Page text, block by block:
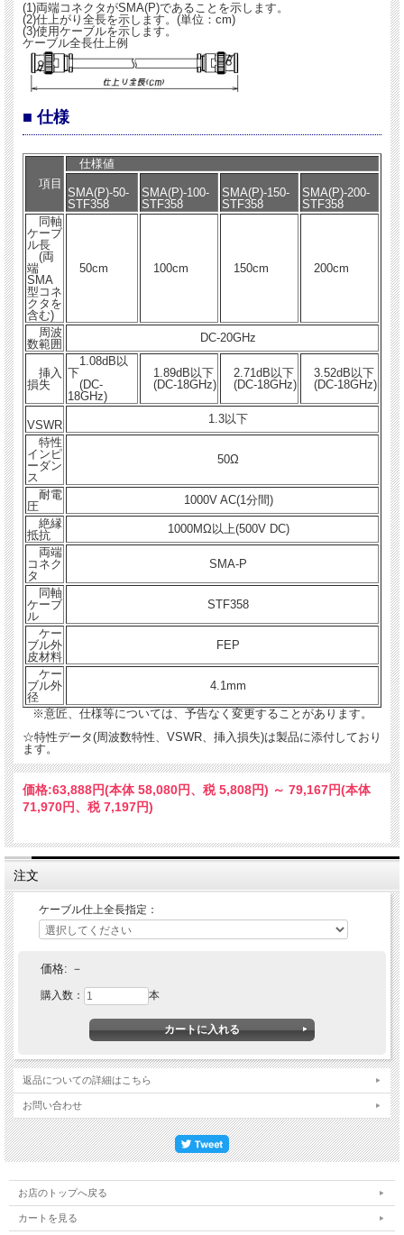
(1)両端コネクタがSMA(P)であることを示します。
(2)仕上がり全長を示します。(単位：cm)
(3)使用ケーブルを示します。
ケーブル全長仕上例
■ 仕様
項目
仕様値
SMA(P)-50-
STF358
SMA(P)-100-
STF358
SMA(P)-150-
STF358
SMA(P)-200-
STF358
同軸
ケーブ
ル長
(両
端
SMA
型コネ
クタを
含む)
50cm 100cm 150cm 200cm
周波
数範囲
DC-20GHz
挿入
損失
1.08dB以
下
(DC-
18GHz)
1.89dB以下
(DC-18GHz)
2.71dB以下
(DC-18GHz)
3.52dB以下
(DC-18GHz)
VSWR
1.3以下
特性
インピ
ーダン
ス
50Ω
耐電
圧
1000V AC(1分間)
絶縁
抵抗
1000MΩ以上(500V DC)
両端
コネク
タ
SMA-P
同軸
ケーブ
ル
STF358
ケー
ブル外
皮材料
FEP
ケー
ブル外
径
4.1mm
※意匠、仕様等については、予告なく変更することがあります。
☆特性データ(周波数特性、VSWR、挿入損失)は製品に添付しており
ます。
価格:63,888円(本体 58,080円、税 5,808円) ～ 79,167円(本体
71,970円、税 7,197円)
注文
ケーブル仕上全長指定：
価格: －
購入数： 本
返品についての詳細はこちら
お問い合わせ
お店のトップへ戻る
カートを見る